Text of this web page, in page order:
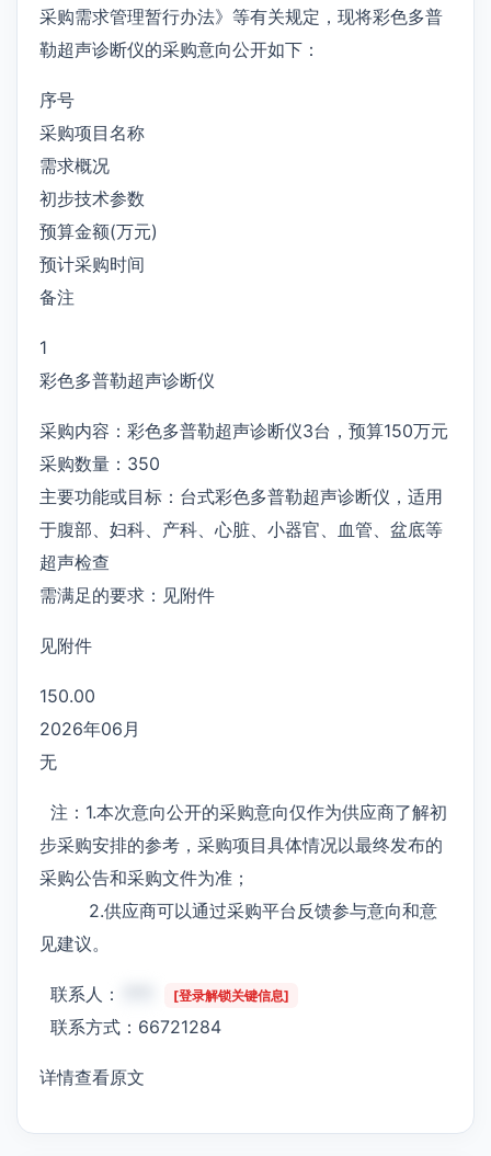
采购需求管理暂行办法》等有关规定，现将彩色多普
勒超声诊断仪的采购意向公开如下：
序号
采购项目名称
需求概况
初步技术参数
预算金额(万元)
预计采购时间
备注
1
彩色多普勒超声诊断仪
采购内容：彩色多普勒超声诊断仪3台，预算150万元
采购数量：350
主要功能或目标：台式彩色多普勒超声诊断仪，适用
于腹部、妇科、产科、心脏、小器官、血管、盆底等
超声检查
需满足的要求：见附件
见附件
150.00
2026年06月
无
注：1.本次意向公开的采购意向仅作为供应商了解初
步采购安排的参考，采购项目具体情况以最终发布的
采购公告和采购文件为准；
2.供应商可以通过采购平台反馈参与意向和意
见建议。
联系人： [登录解锁关键信息]
联系方式：66721284
详情查看原文